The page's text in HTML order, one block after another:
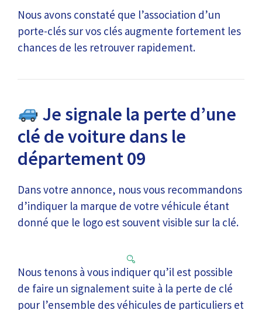
Nous avons constaté que l’association d’un
porte-clés sur vos clés augmente fortement les
chances de les retrouver rapidement.
Je signale la perte d’une
clé de voiture dans le
département 09
Dans votre annonce, nous vous recommandons
d’indiquer la marque de votre véhicule étant
donné que le logo est souvent visible sur la clé.
Nous tenons à vous indiquer qu’il est possible
de faire un signalement suite à la perte de clé
pour l’ensemble des véhicules de particuliers et